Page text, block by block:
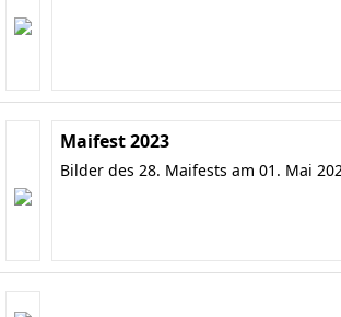
Maifest 2023
Bilder des 28. Maifests am 01. Mai